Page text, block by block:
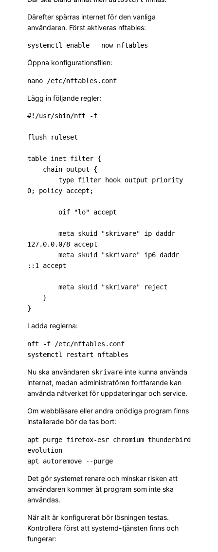
Därefter spärras internet för den vanliga
användaren. Först aktiveras nftables:
Öppna konfigurationsfilen:
Lägg in följande regler:
#!/usr/sbin/nft -f
flush ruleset
table inet filter {
0; policy accept;
127.0.0.0/8 accept
::1 accept
Ladda reglerna:
nft -f /etc/nftables.conf
Nu ska användaren skrivare inte kunna använda
internet, medan administratören fortfarande kan
använda nätverket för uppdateringar och service.
Om webbläsare eller andra onödiga program finns
installerade bör de tas bort:
apt purge firefox-esr chromium thunderbird
evolution
Det gör systemet renare och minskar risken att
användaren kommer åt program som inte ska
användas.
När allt är konfigurerat bör lösningen testas.
Kontrollera först att systemd-tjänsten finns och
fungerar: